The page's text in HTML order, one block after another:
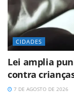
CIDADES
Lei amplia
contra
7 DE AGOSTO DE 2026